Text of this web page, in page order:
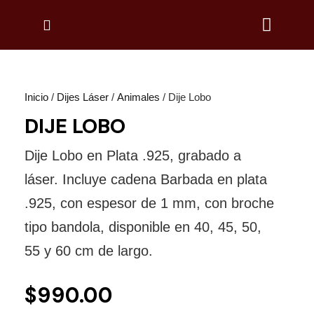
Inicio / Dijes Láser / Animales / Dije Lobo
DIJE LOBO
Dije Lobo en Plata .925, grabado a
láser. Incluye cadena Barbada en plata
.925, con espesor de 1 mm, con broche
tipo bandola, disponible en 40, 45, 50,
55 y 60 cm de largo.
$990.00